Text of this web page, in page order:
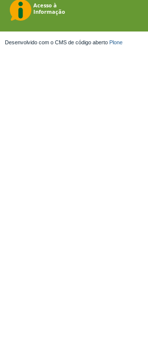
Desenvolvido com o CMS de código aberto Plone